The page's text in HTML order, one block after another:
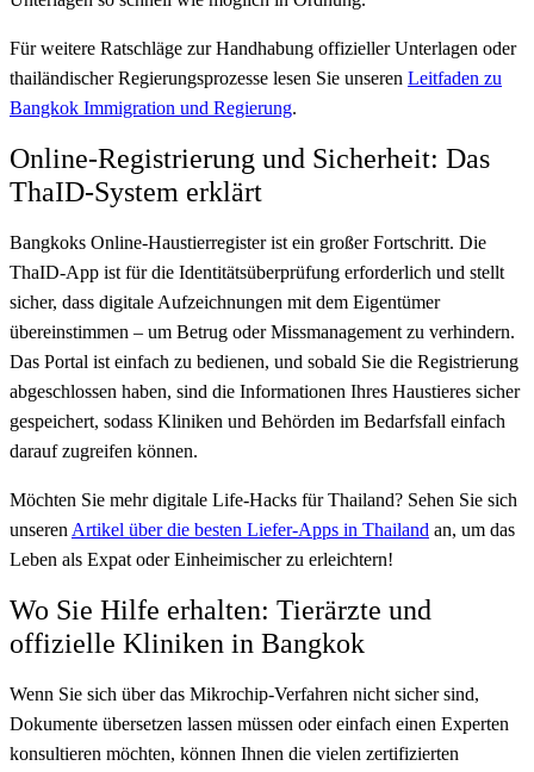
Für weitere Ratschläge zur Handhabung offizieller Unterlagen oder
thailändischer Regierungsprozesse lesen Sie unseren Leitfaden zu
Bangkok Immigration und Regierung.
Online-Registrierung und Sicherheit: Das
ThaID-System erklärt
Bangkoks Online-Haustierregister ist ein großer Fortschritt. Die
ThaID-App ist für die Identitätsüberprüfung erforderlich und stellt
sicher, dass digitale Aufzeichnungen mit dem Eigentümer
übereinstimmen – um Betrug oder Missmanagement zu verhindern.
Das Portal ist einfach zu bedienen, und sobald Sie die Registrierung
abgeschlossen haben, sind die Informationen Ihres Haustieres sicher
gespeichert, sodass Kliniken und Behörden im Bedarfsfall einfach
darauf zugreifen können.
Möchten Sie mehr digitale Life-Hacks für Thailand? Sehen Sie sich
unseren Artikel über die besten Liefer-Apps in Thailand an, um das
Leben als Expat oder Einheimischer zu erleichtern!
Wo Sie Hilfe erhalten: Tierärzte und
offizielle Kliniken in Bangkok
Wenn Sie sich über das Mikrochip-Verfahren nicht sicher sind,
Dokumente übersetzen lassen müssen oder einfach einen Experten
konsultieren möchten, können Ihnen die vielen zertifizierten